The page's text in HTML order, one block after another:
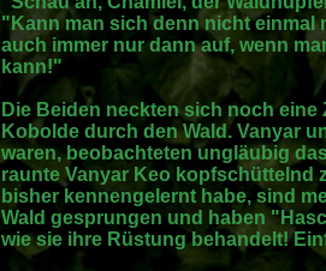
"Kann man sich denn nicht einmal
auch immer nur dann auf, wenn
kann!"
Die Beiden neckten sich noch
Kobolde durch den Wald. Vanyar
waren, beobachteten ungläubig
raunte Vanyar Keo kopfschüttelnd
bisher kennengelernt habe, sind
Wald gesprungen und haben
wie sie ihre Rüstung behandelt!